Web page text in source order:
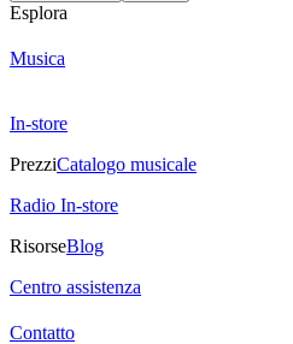
Esplora
Musica
In-store
PrezziCatalogo musicale
Radio In-store
RisorseBlog
Centro assistenza
Contatto